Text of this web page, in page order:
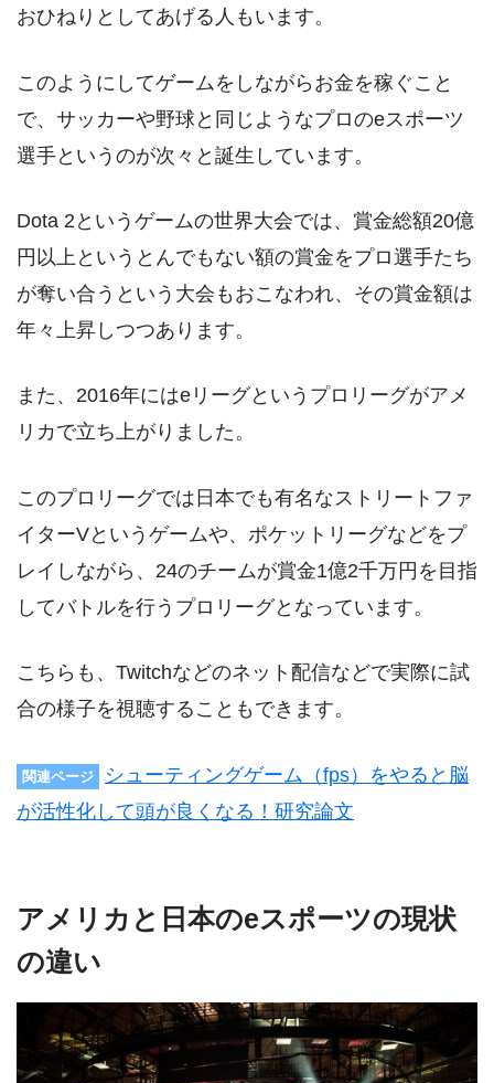
おひねりとしてあげる人もいます。
このようにしてゲームをしながらお金を稼ぐこと
で、サッカーや野球と同じようなプロのeスポーツ
選手というのが次々と誕生しています。
Dota 2というゲームの世界大会では、賞金総額20億
円以上というとんでもない額の賞金をプロ選手たち
が奪い合うという大会もおこなわれ、その賞金額は
年々上昇しつつあります。
また、2016年にはeリーグというプロリーグがアメ
リカで立ち上がりました。
このプロリーグでは日本でも有名なストリートファ
イターVというゲームや、ポケットリーグなどをプ
レイしながら、24のチームが賞金1億2千万円を目指
してバトルを行うプロリーグとなっています。
こちらも、Twitchなどのネット配信などで実際に試
合の様子を視聴することもできます。
関連ページ
シューティングゲーム（fps）をやると脳
が活性化して頭が良くなる！研究論文
アメリカと日本のeスポーツの現状
の違い